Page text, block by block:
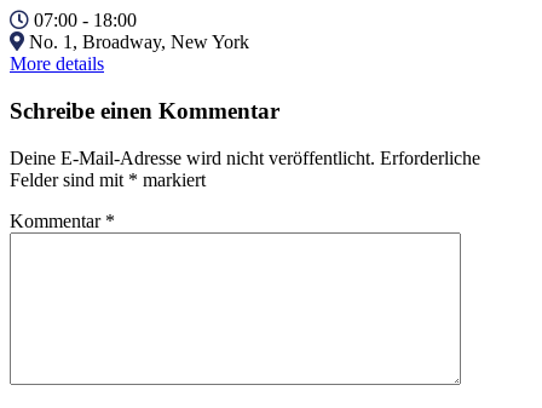
07:00 - 18:00
No. 1, Broadway, New York
More details
Schreibe einen Kommentar
Deine E-Mail-Adresse wird nicht veröffentlicht. Erforderliche
Felder sind mit * markiert
Kommentar *